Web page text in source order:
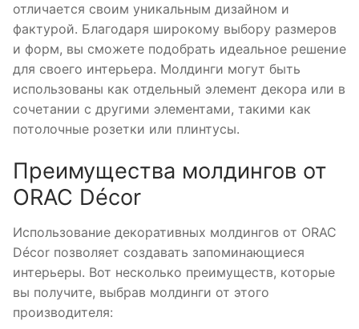
отличается своим уникальным дизайном и
фактурой. Благодаря широкому выбору размеров
и форм, вы сможете подобрать идеальное решение
для своего интерьера. Молдинги могут быть
использованы как отдельный элемент декора или в
сочетании с другими элементами, такими как
потолочные розетки или плинтусы.
Преимущества молдингов от
ORAC Décor
Использование декоративных молдингов от ORAC
Décor позволяет создавать запоминающиеся
интерьеры. Вот несколько преимуществ, которые
вы получите, выбрав молдинги от этого
производителя: